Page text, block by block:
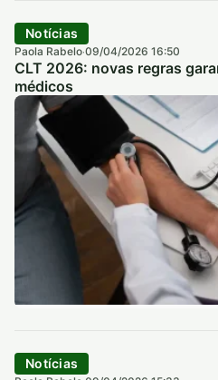
Notícias
Paola Rabelo·09/04/2026 16:50
CLT 2026: novas regras
médicos
Notícias